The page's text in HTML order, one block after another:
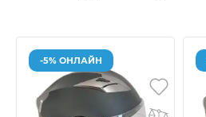
-5% ОНЛАЙН